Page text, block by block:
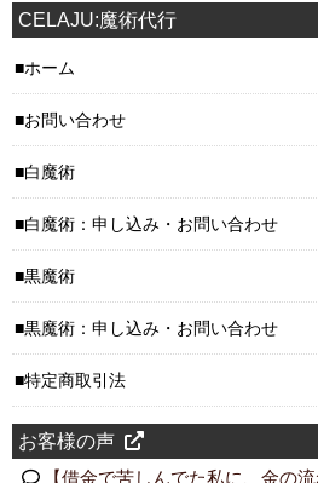
CELAJU:魔術代行
ホーム
お問い合わせ
白魔術
白魔術：申し込み・お問い合わせ
黒魔術
黒魔術：申し込み・お問い合わせ
特定商取引法
お客様の声
【借金で苦しんでた私に、金の